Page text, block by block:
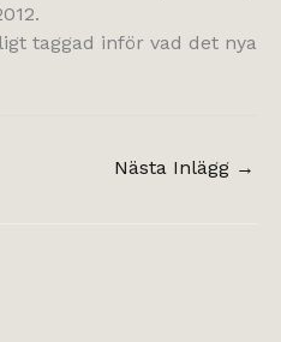
taggad inför vad det nya
Nästa Inlägg →